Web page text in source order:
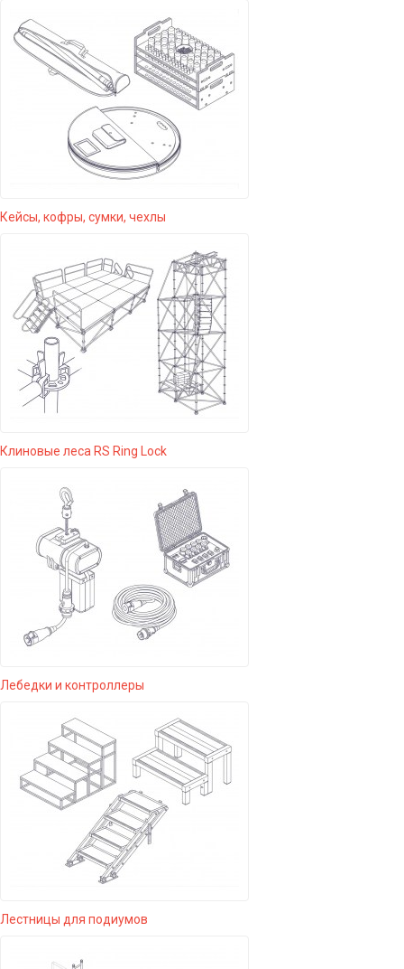
Кейсы, кофры, сумки, чехлы
Клиновые леса RS Ring Lock
Лебедки и контроллеры
Лестницы для подиумов